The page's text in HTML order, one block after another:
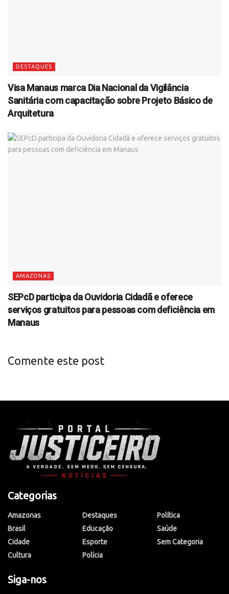
DESTAQUES
Visa Manaus marca Dia Nacional da Vigilância
Sanitária com capacitação sobre Projeto Básico de
Arquitetura
AMAZONAS
SEPcD participa da Ouvidoria Cidadã e oferece
serviços gratuitos para pessoas com deficiência em
Manaus
Comente este post
Categorias
Amazonas
Brasil
Cidade
Cultura
Destaques
Educação
Esporte
Polícia
Política
Saúde
Sem Categoria
Siga-nos